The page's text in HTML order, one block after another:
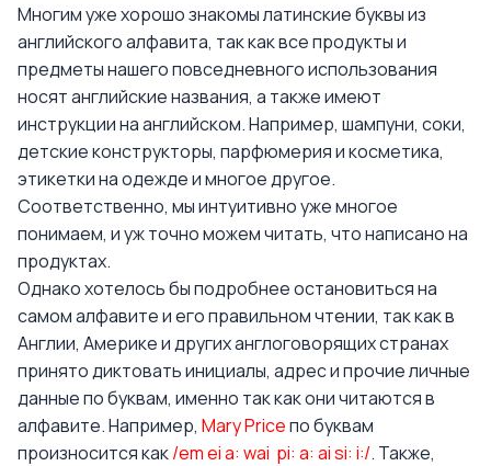
Многим уже хорошо знакомы латинские буквы из
английского алфавита, так как все продукты и
предметы нашего повседневного использования
носят английские названия, а также имеют
инструкции на английском. Например, шампуни, соки,
детские конструкторы, парфюмерия и косметика,
этикетки на одежде и многое другое.
Соответственно, мы интуитивно уже многое
понимаем, и уж точно можем читать, что написано на
продуктах.
Однако хотелось бы подробнее остановиться на
самом алфавите и его правильном чтении, так как в
Англии, Америке и других англоговорящих странах
принято диктовать инициалы, адрес и прочие личные
данные по буквам, именно так как они читаются в
алфавите. Например, Mary Priceпо буквам
произносится как/em ei a: wai pi: a: ai si: i:/. Также,